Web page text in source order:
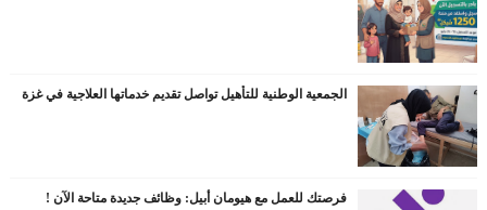
الجمعية الوطنية للتأهيل تواصل تقديم خدماتها العلاجية في غزة
فرصتك للعمل مع هيومان أبيل: وظائف جديدة متاحة الآن !